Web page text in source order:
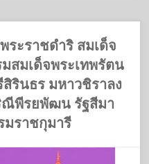
ระราชดำริ สมเด็จ
สมเด็จพระเทพรัตน
รินธร มหาวชิราลง
พีรยพัฒน รัฐสีมา
ราชกุมารี